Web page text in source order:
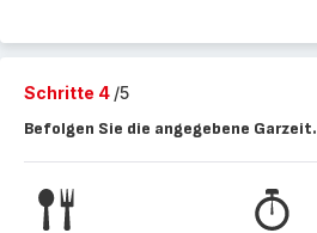
Schritte 4 /5
Befolgen Sie die angegebene Garzeit.